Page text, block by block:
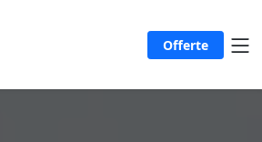
Offerte